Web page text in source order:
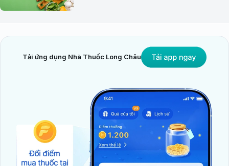
Tải ứng dụng Nhà Thuốc Long Châu